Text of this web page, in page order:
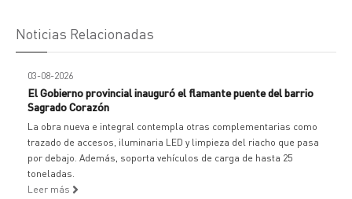
Noticias Relacionadas
03-08-2026
El Gobierno provincial inauguró el flamante puente del barrio
Sagrado Corazón
La obra nueva e integral contempla otras complementarias como
trazado de accesos, iluminaria LED y limpieza del riacho que pasa
por debajo. Además, soporta vehículos de carga de hasta 25
toneladas.
Leer más